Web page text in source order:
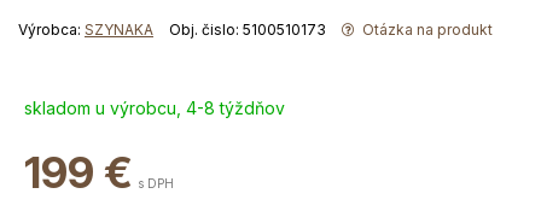
Výrobca: SZYNAKA Obj. čislo: 5100510173 Otázka na produkt
skladom u výrobcu, 4-8 týždňov
199 € s DPH